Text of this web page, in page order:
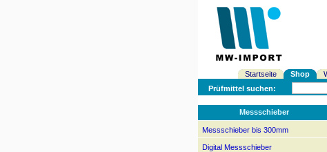
Startseite Shop
Prüfmittel suchen:
Messschieber
Messschieber bis 300mm
Digital Messschieber